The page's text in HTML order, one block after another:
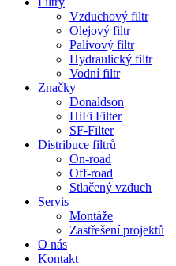
Vzduchový filtr
Olejový filtr
Palivový filtr
Hydraulický filtr
Vodní filtr
Značky
Donaldson
HiFi Filter
SF-Filter
Distribuce filtrů
On-road
Off-road
Stlačený vzduch
Servis
Montáže
Zastřešení projektů
O nás
Kontakt